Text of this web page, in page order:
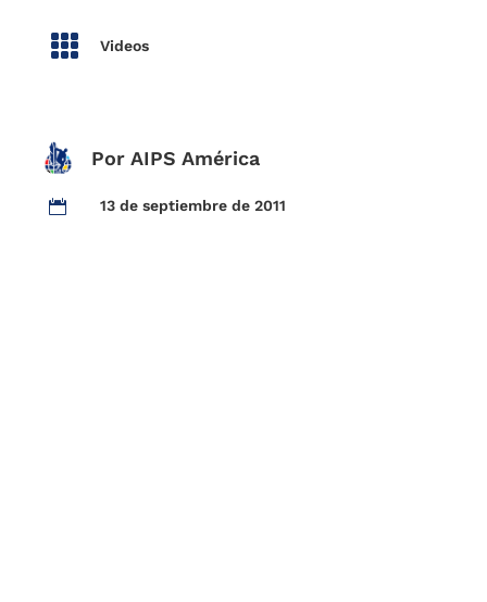
 Videos
Por AIPS América
 13 de septiembre de 2011